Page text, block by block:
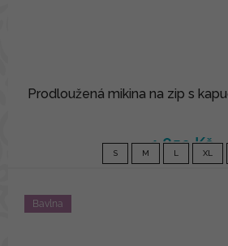
Prodloužená mikina na zip s
1 850 Kč
S M L XL
Bavlna